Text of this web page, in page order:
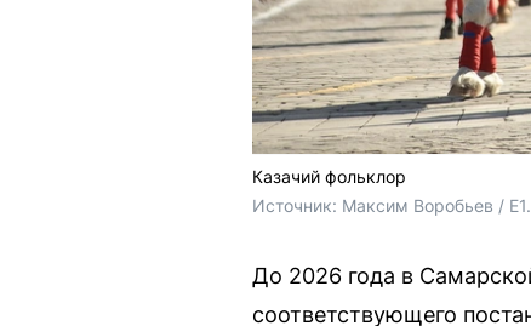
Казачий фольклор
Источник: Максим Воробьев /
До 2026 года в
соответствующего